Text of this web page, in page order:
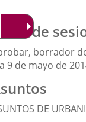
de
borrador
9 de mayo de
DE